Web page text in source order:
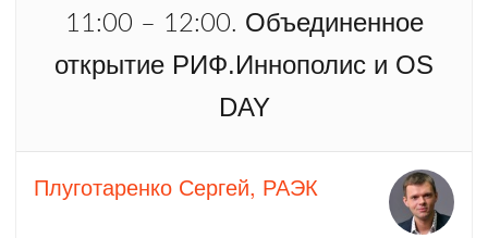
11:00 – 12:00. Объединенное
открытие РИФ.Иннополис и OS
DAY
Плуготаренко Сергей, РАЭК